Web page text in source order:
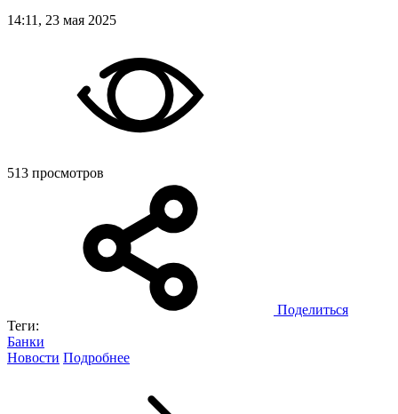
14:11, 23 мая 2025
513 просмотров
Поделиться
Теги:
Банки
Новости Подробнее